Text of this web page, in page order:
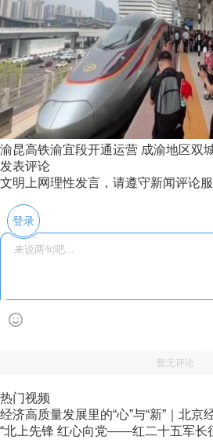
渝昆高铁渝宜段开通运营 成渝地区双
发表评论
文明上网理性发言，请遵守新闻评论
登录
暂无评论
热门视频
经济高质量发展里的“心”与“新”｜北京
“北上先锋 红心向党——红二十五军长